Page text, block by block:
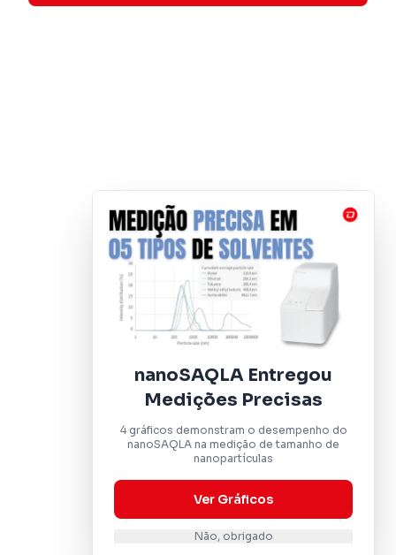
nanoSAQLA Entregou
Medições Precisas
4 gráficos demonstram o desempenho do
nanoSAQLA na medição de tamanho de
nanopartículas
Ver Gráficos
Não, obrigado